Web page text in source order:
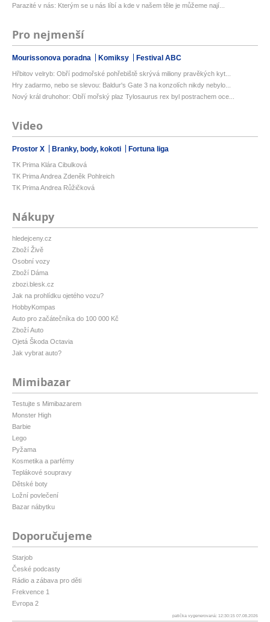
Parazité v nás: Kterým se u nás líbí a kde v našem těle je můžeme nají...
Pro nejmenší
Mourissonova poradna Komiksy Festival ABC
Hřbitov velryb: Obří podmořské pohřebiště skrývá miliony pravěkých kyt...
Hry zadarmo, nebo se slevou: Baldur's Gate 3 na konzolích nikdy nebylo...
Nový král druhohor: Obří mořský plaz Tylosaurus rex byl postrachem oce...
Video
Prostor X Branky, body, kokoti Fortuna liga
TK Prima Klára Cibulková
TK Prima Andrea Zdeněk Pohlreich
TK Prima Andrea Růžičková
Nákupy
hledejceny.cz
Zboží Živě
Osobní vozy
Zboží Dáma
zbozi.blesk.cz
Jak na prohlídku ojetého vozu?
HobbyKompas
Auto pro začátečníka do 100 000 Kč
Zboží Auto
Ojetá Škoda Octavia
Jak vybrat auto?
Mimibazar
Testujte s Mimibazarem
Monster High
Barbie
Lego
Pyžama
Kosmetika a parfémy
Teplákové soupravy
Dětské boty
Ložní povlečení
Bazar nábytku
Doporučujeme
Starjob
České podcasty
Rádio a zábava pro děti
Frekvence 1
Evropa 2
patička vygenerovaná: 12:30:15 07.08.2026